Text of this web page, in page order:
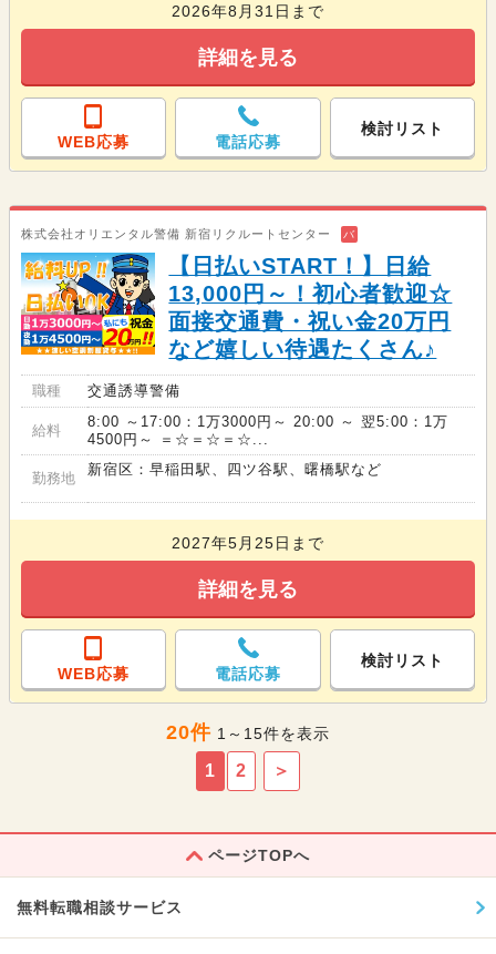
2026年8月31日まで
詳細を見る
WEB応募 電話応募
検討リスト
株式会社オリエンタル警備 新宿リクルートセンター バ
【日払いSTART！】日給
13,000円～！初心者歓迎☆
面接交通費・祝い金20万円
など嬉しい待遇たくさん♪
職種 交通誘導警備
給料
8:00 ～17:00：1万3000円～ 20:00 ～ 翌5:00：1万
4500円～ ＝☆＝☆＝☆...
勤務地
新宿区：早稲田駅、四ツ谷駅、曙橋駅など
2027年5月25日まで
詳細を見る
WEB応募 電話応募
検討リスト
20件 1～15件を表示
1 2 ＞
ページTOPへ
無料転職相談サービス